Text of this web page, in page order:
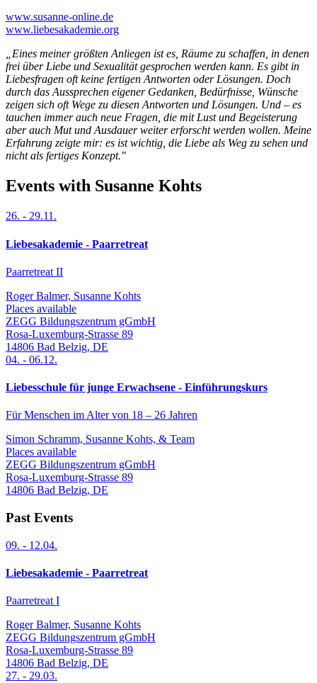
www.susanne-online.de
www.liebesakademie.org
„Eines meiner größten Anliegen ist es, Räume zu schaffen, in denen
frei über Liebe und Sexualität gesprochen werden kann. Es gibt in
Liebesfragen oft keine fertigen Antworten oder Lösungen. Doch
durch das Aussprechen eigener Gedanken, Bedürfnisse, Wünsche
zeigen sich oft Wege zu diesen Antworten und Lösungen. Und – es
tauchen immer auch neue Fragen, die mit Lust und Begeisterung
aber auch Mut und Ausdauer weiter erforscht werden wollen. Meine
Erfahrung zeigte mir: es ist wichtig, die Liebe als Weg zu sehen und
nicht als fertiges Konzept."
Events with Susanne Kohts
26. - 29.11.
Liebesakademie - Paarretreat
Paarretreat II
Roger Balmer, Susanne Kohts
Places available
ZEGG Bildungszentrum gGmbH
Rosa-Luxemburg-Strasse 89
14806 Bad Belzig, DE
04. - 06.12.
Liebesschule für junge Erwachsene - Einführungskurs
Für Menschen im Alter von 18 – 26 Jahren
Simon Schramm, Susanne Kohts, & Team
Places available
ZEGG Bildungszentrum gGmbH
Rosa-Luxemburg-Strasse 89
14806 Bad Belzig, DE
Past Events
09. - 12.04.
Liebesakademie - Paarretreat
Paarretreat I
Roger Balmer, Susanne Kohts
ZEGG Bildungszentrum gGmbH
Rosa-Luxemburg-Strasse 89
14806 Bad Belzig, DE
27. - 29.03.